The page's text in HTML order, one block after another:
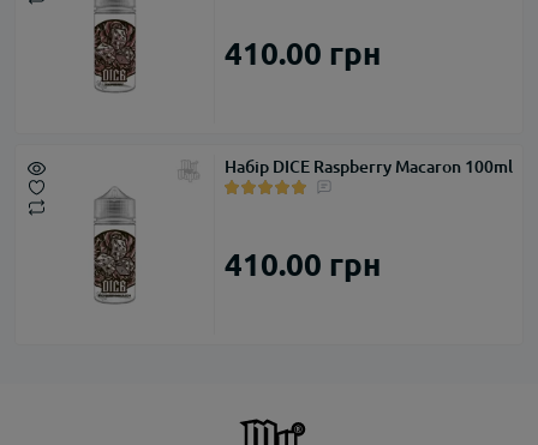
410.00 грн
Набір DICE Raspberry Macaron 100ml
410.00 грн